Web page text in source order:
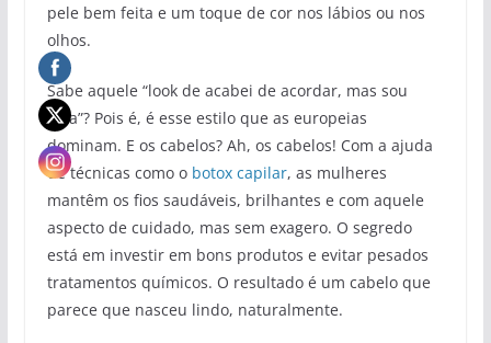
pele bem feita e um toque de cor nos lábios ou nos
olhos.
Sabe aquele “look de acabei de acordar, mas sou
diva”? Pois é, é esse estilo que as europeias
dominam. E os cabelos? Ah, os cabelos! Com a ajuda
de técnicas como obotox capilar, as mulheres
mantêm os fios saudáveis, brilhantes e com aquele
aspecto de cuidado, mas sem exagero. O segredo
está em investir em bons produtos e evitar pesados
tratamentos químicos. O resultado é um cabelo que
parece que nasceu lindo, naturalmente.